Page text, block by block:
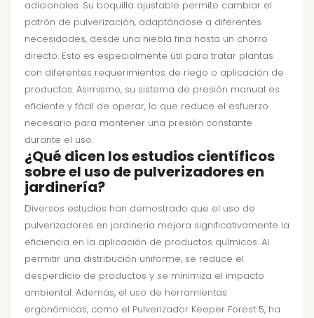
adicionales. Su boquilla ajustable permite cambiar el
patrón de pulverización, adaptándose a diferentes
necesidades, desde una niebla fina hasta un chorro
directo. Esto es especialmente útil para tratar plantas
con diferentes requerimientos de riego o aplicación de
productos. Asimismo, su sistema de presión manual es
eficiente y fácil de operar, lo que reduce el esfuerzo
necesario para mantener una presión constante
durante el uso.
¿Qué dicen los estudios científicos
sobre el uso de pulverizadores en
jardinería?
Diversos estudios han demostrado que el uso de
pulverizadores en jardinería mejora significativamente la
eficiencia en la aplicación de productos químicos. Al
permitir una distribución uniforme, se reduce el
desperdicio de productos y se minimiza el impacto
ambiental. Además, el uso de herramientas
ergonómicas, como el Pulverizador Keeper Forest 5, ha